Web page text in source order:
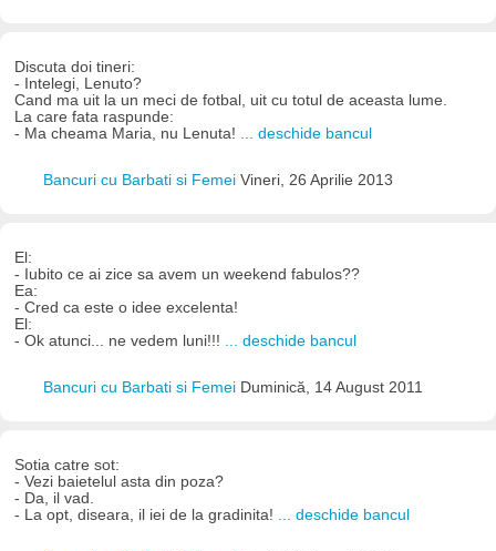
Discuta doi tineri:
- Intelegi, Lenuto?
Cand ma uit la un meci de fotbal, uit cu totul de aceasta lume.
La care fata raspunde:
- Ma cheama Maria, nu Lenuta! ... deschide bancul
Bancuri cu Barbati si Femei Vineri, 26 Aprilie 2013
El:
- Iubito ce ai zice sa avem un weekend fabulos??
Ea:
- Cred ca este o idee excelenta!
El:
- Ok atunci... ne vedem luni!!!
... deschide bancul
Bancuri cu Barbati si Femei Duminică, 14 August 2011
Sotia catre sot:
- Vezi baietelul asta din poza?
- Da, il vad.
- La opt, diseara, il iei de la gradinita!
... deschide bancul